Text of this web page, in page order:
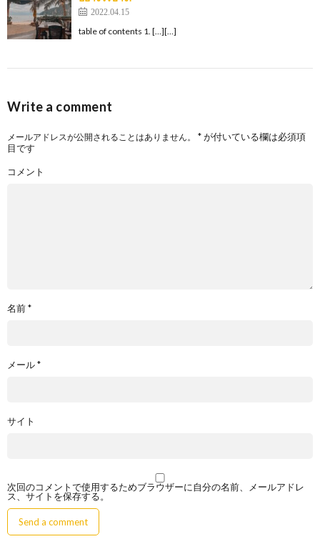
2022.04.15
table of contents 1. […][…]
Write a comment
メールアドレスが公開されることはありません。 *が付いている欄は必須項
目です
コメント
名前*
メール*
サイト
次回のコメントで使用するためブラウザーに自分の名前、メールアドレ
ス、サイトを保存する。